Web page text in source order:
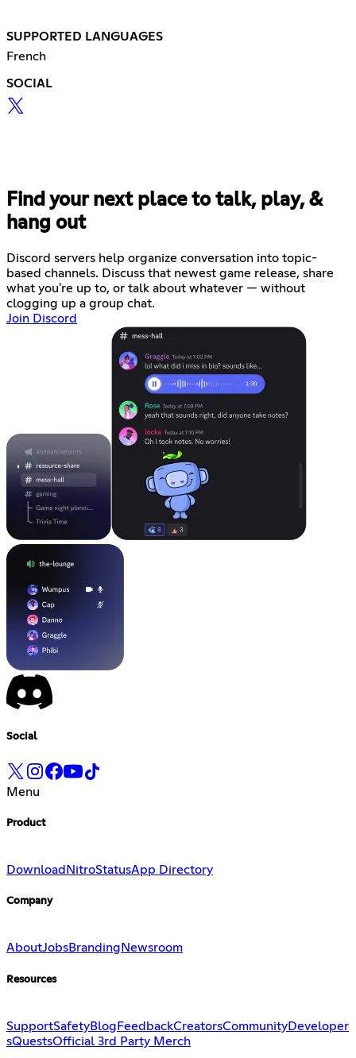
SUPPORTED LANGUAGES
French
SOCIAL
Find your next place to talk, play, &
hang out
Discord servers help organize conversation into topic-
based channels. Discuss that newest game release, share
what you're up to, or talk about whatever — without
clogging up a group chat.
Join Discord
Social
Menu
Product
Download NitroStatusApp Directory
Company
AboutJobsBranding Newsroom
Resources
SupportSafetyBlog FeedbackCreatorsCommunityDeveloper
sQuestsOfficial 3rd Party Merch